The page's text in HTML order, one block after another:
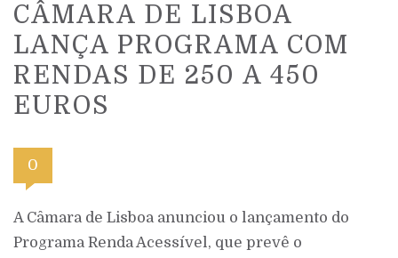
CÂMARA DE LISBOA
LANÇA PROGRAMA COM
RENDAS DE 250 A 450
EUROS
0
A Câmara de Lisboa anunciou o lançamento do
Programa Renda Acessível, que prevê o